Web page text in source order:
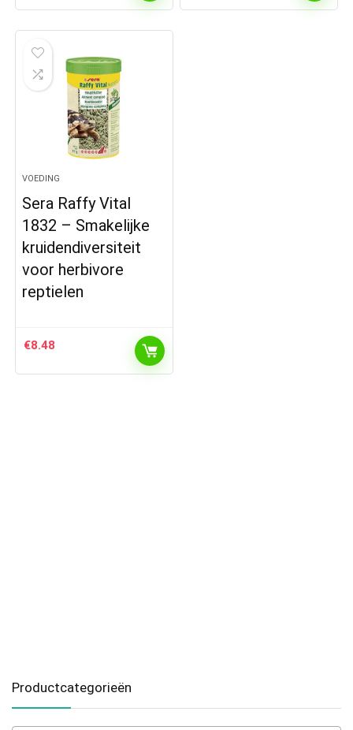
VOEDING
Sera Raffy Vital
1832 – Smakelijke
kruidendiversiteit
voor herbivore
reptielen
€8.48
Productcategorieën